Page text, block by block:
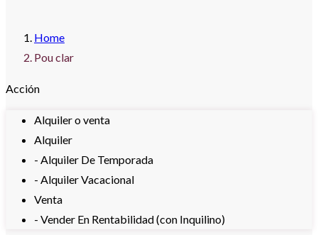
Home
Pou clar
Acción
Alquiler o venta
Alquiler
- Alquiler De Temporada
- Alquiler Vacacional
Venta
- Vender En Rentabilidad (con Inquilino)